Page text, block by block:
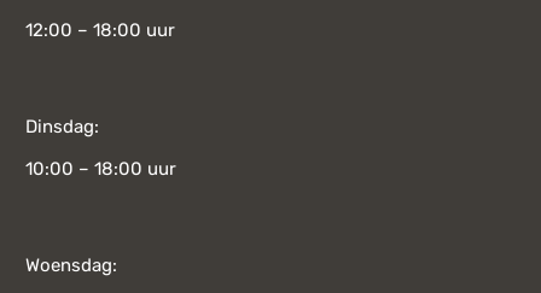
12:00 – 18:00 uur
Dinsdag:
10:00 – 18:00 uur
Woensdag: